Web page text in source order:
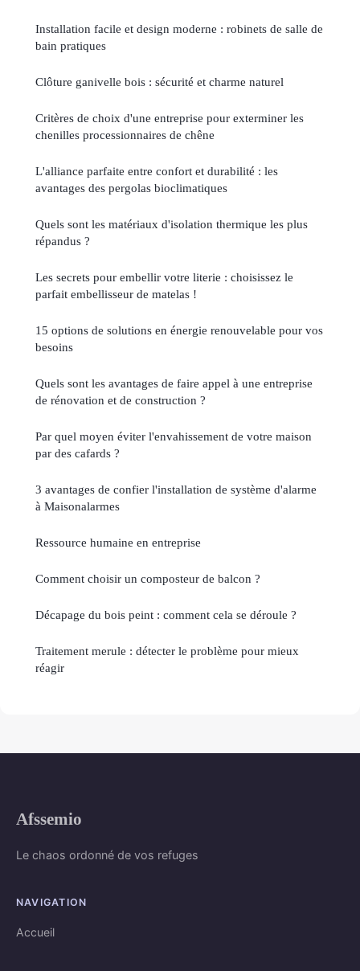
Installation facile et design moderne : robinets de salle de
bain pratiques
Clôture ganivelle bois : sécurité et charme naturel
Critères de choix d'une entreprise pour exterminer les
chenilles processionnaires de chêne
L'alliance parfaite entre confort et durabilité : les
avantages des pergolas bioclimatiques
Quels sont les matériaux d'isolation thermique les plus
répandus ?
Les secrets pour embellir votre literie : choisissez le
parfait embellisseur de matelas !
15 options de solutions en énergie renouvelable pour vos
besoins
Quels sont les avantages de faire appel à une entreprise
de rénovation et de construction ?
Par quel moyen éviter l'envahissement de votre maison
par des cafards ?
3 avantages de confier l'installation de système d'alarme
à Maisonalarmes
Ressource humaine en entreprise
Comment choisir un composteur de balcon ?
Décapage du bois peint : comment cela se déroule ?
Traitement merule : détecter le problème pour mieux
réagir
Afssemio
Le chaos ordonné de vos refuges
NAVIGATION
Accueil